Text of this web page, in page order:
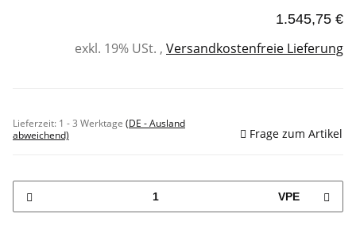
1.545,75 €
exkl. 19% USt. , Versandkostenfreie Lieferung
Lieferzeit: 1 - 3 Werktage (DE - Ausland
abweichend)
Frage zum Artikel
VPE